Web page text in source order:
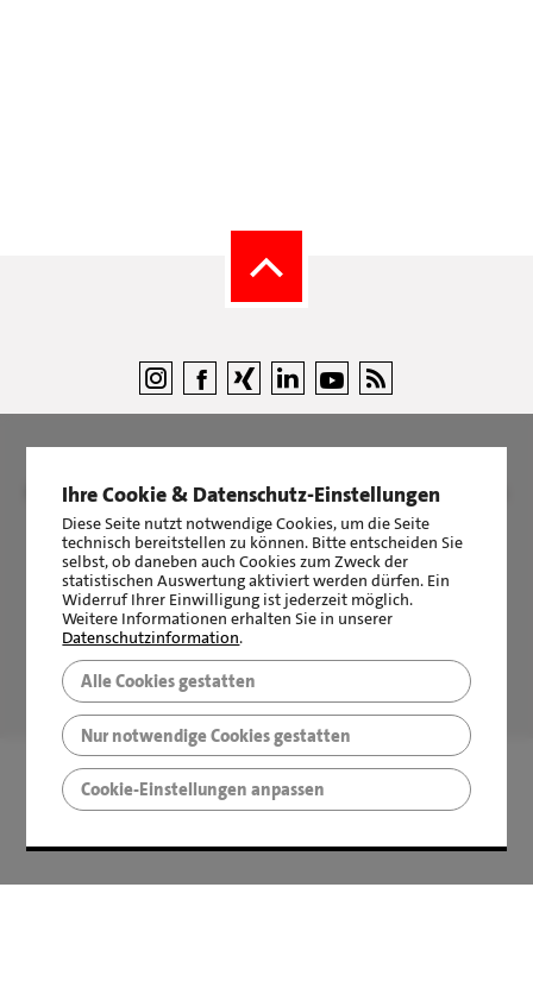
LBS Immobilien GmbH NordWest|Impressum|Sicherheit &
Datenschutz
LBS Immobilien GmbH NordWest
|2510Bewertungen auf ProvenExpert.com
Ihre Cookie & Datenschutz-Einstellungen
Diese Seite nutzt notwendige Cookies, um die Seite
technisch bereitstellen zu können. Bitte entscheiden Sie
selbst, ob daneben auch Cookies zum Zweck der
statistischen Auswertung aktiviert werden dürfen. Ein
Widerruf Ihrer Einwilligung ist jederzeit möglich.
Weitere Informationen erhalten Sie in unserer
Datenschutzinformation.
Alle Cookies gestatten
Nur notwendige Cookies gestatten
Cookie-Einstellungen anpassen